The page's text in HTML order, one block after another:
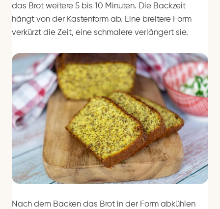
das Brot weitere 5 bis 10 Minuten. Die Backzeit
hängt von der Kastenform ab. Eine breitere Form
verkürzt die Zeit, eine schmalere verlängert sie.
Nach dem Backen das Brot in der Form abkühlen